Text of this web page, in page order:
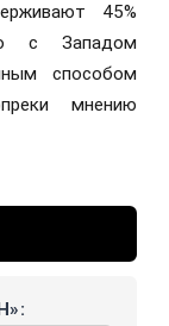
45%
с Западом
способом
мнению